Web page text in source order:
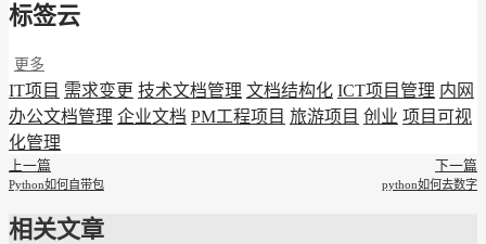
标签云
更多
IT项目 需求变更 技术文档管理 文档结构化 ICT项目管理 内网
办公文档管理 企业文档 PM工程项目 旅游项目 创业 项目可视
化管理
上一篇
Python如何自带包
下一篇
python如何去数字
相关文章